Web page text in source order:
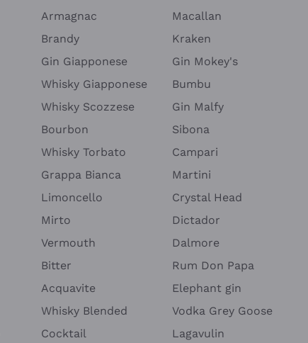
Armagnac
Brandy
Gin Giapponese
Whisky Giapponese
Whisky Scozzese
Bourbon
Whisky Torbato
Grappa Bianca
Limoncello
Mirto
Vermouth
Bitter
Acquavite
Whisky Blended
Cocktail
Macallan
Kraken
Gin Mokey's
Bumbu
Gin Malfy
Sibona
Campari
Martini
Crystal Head
Dictador
Dalmore
Rum Don Papa
Elephant gin
Vodka Grey Goose
Lagavulin